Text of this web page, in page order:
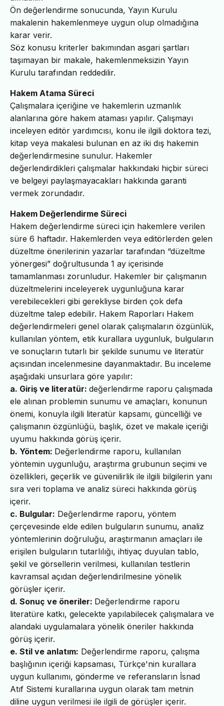
Ön değerlendirme sonucunda, Yayın Kurulu
makalenin hakemlenmeye uygun olup olmadığına
karar verir.
Söz konusu kriterler bakımından asgari şartları
taşımayan bir makale, hakemlenmeksizin Yayın
Kurulu tarafından reddedilir.
Hakem Atama Süreci
Çalışmalara içeriğine ve hakemlerin uzmanlık
alanlarına göre hakem ataması yapılır. Çalışmayı
inceleyen editör yardımcısı, konu ile ilgili doktora tezi,
kitap veya makalesi bulunan en az iki dış hakemin
değerlendirmesine sunulur. Hakemler
değerlendirdikleri çalışmalar hakkındaki hiçbir süreci
ve belgeyi paylaşmayacakları hakkında garanti
vermek zorundadır.
Hakem Değerlendirme Süreci
Hakem değerlendirme süreci için hakemlere verilen
süre 6 haftadır. Hakemlerden veya editörlerden gelen
düzeltme önerilerinin yazarlar tarafından “düzeltme
yönergesi” doğrultusunda 1 ay içerisinde
tamamlanması zorunludur. Hakemler bir çalışmanın
düzeltmelerini inceleyerek uygunluğuna karar
verebilecekleri gibi gerekliyse birden çok defa
düzeltme talep edebilir. Hakem Raporları Hakem
değerlendirmeleri genel olarak çalışmaların özgünlük,
kullanılan yöntem, etik kurallara uygunluk, bulguların
ve sonuçların tutarlı bir şekilde sunumu ve literatür
açısından incelenmesine dayanmaktadır. Bu inceleme
aşağıdaki unsurlara göre yapılır:
a. Giriş ve literatür: değerlendirme raporu çalışmada
ele alınan problemin sunumu ve amaçları, konunun
önemi, konuyla ilgili literatür kapsamı, güncelliği ve
çalışmanın özgünlüğü, başlık, özet ve makale içeriği
uyumu hakkında görüş içerir.
b. Yöntem: Değerlendirme raporu, kullanılan
yöntemin uygunluğu, araştırma grubunun seçimi ve
özellikleri, geçerlik ve güvenilirlik ile ilgili bilgilerin yanı
sıra veri toplama ve analiz süreci hakkında görüş
içerir.
c. Bulgular: Değerlendirme raporu, yöntem
çerçevesinde elde edilen bulguların sunumu, analiz
yöntemlerinin doğruluğu, araştırmanın amaçları ile
erişilen bulguların tutarlılığı, ihtiyaç duyulan tablo,
şekil ve görsellerin verilmesi, kullanılan testlerin
kavramsal açıdan değerlendirilmesine yönelik
görüşler içerir.
d. Sonuç ve öneriler: Değerlendirme raporu
literatüre katkı, gelecekte yapılabilecek çalışmalara ve
alandaki uygulamalara yönelik öneriler hakkında
görüş içerir.
e. Stil ve anlatım: Değerlendirme raporu, çalışma
başlığının içeriği kapsaması, Türkçe'nin kurallara
uygun kullanımı, gönderme ve referansların İsnad
Atıf Sistemi kurallarına uygun olarak tam metnin
diline uygun verilmesi ile ilgili de görüşler içerir.